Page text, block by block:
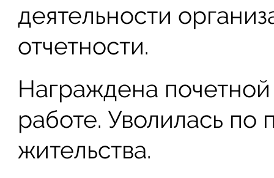
деятельности
отчетности.
Награждена
работе. Уволилась
жительства.